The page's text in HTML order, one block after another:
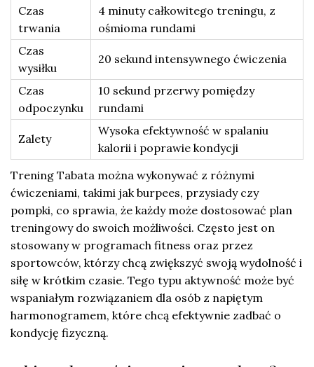
Czas
trwania
4 minuty całkowitego treningu, z
ośmioma rundami
Czas
wysiłku
20 sekund intensywnego ćwiczenia
Czas
odpoczynku
10 sekund przerwy pomiędzy
rundami
Zalety
Wysoka efektywność w spalaniu
kalorii i poprawie kondycji
Trening Tabata można wykonywać z różnymi
ćwiczeniami, takimi jak burpees, przysiady czy
pompki, co sprawia, że każdy może dostosować plan
treningowy do swoich możliwości. Często jest on
stosowany w programach fitness oraz przez
sportowców, którzy chcą zwiększyć swoją wydolność i
siłę w krótkim czasie. Tego typu aktywność może być
wspaniałym rozwiązaniem dla osób z napiętym
harmonogramem, które chcą efektywnie zadbać o
kondycję fizyczną.